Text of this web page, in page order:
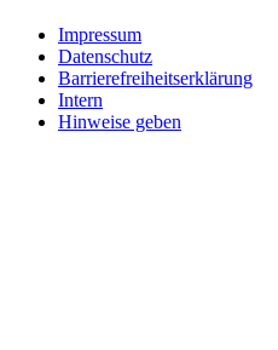
Impressum
Datenschutz
Barrierefreiheitserklärung
Intern
Hinweise geben